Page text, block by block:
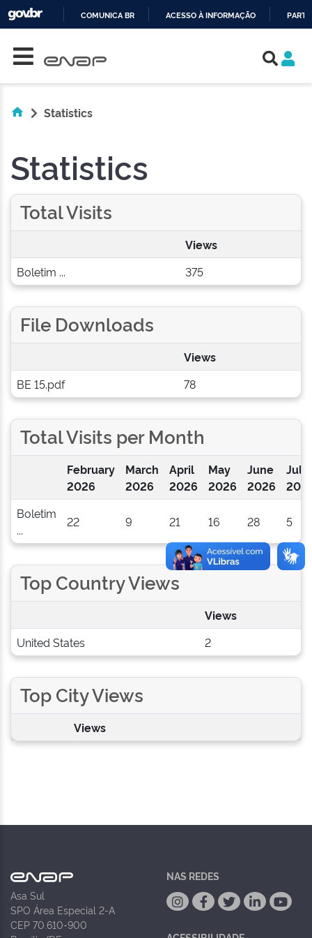
COMUNICA BR ACESSO À INFORMAÇÃO
Statistics
Statistics
Total Visits
Views
Boletim ...
375
File Downloads
Views
BE 15.pdf
78
Total Visits per Month
February
2026
March
2026
April
2026
May
2026
June
2026
July
Boletim
...
22 9 21 16 28 5
Top Country Views
Views
United States
2
Top City Views
Views
Asa Sul
SPO Área Especial 2-A
CEP 70.610-900
NAS REDES